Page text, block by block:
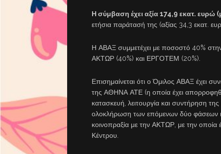
Η σύμβαση έχει αξία 174,9 εκατ. ευρώ
ετήσια παράτασή της (αξίας 34,3 εκατ.
Η ΑΒΑΞ συμμετέχει με ποσοστό 40% στην
ΑΚΤΩΡ (40%) και ΕΡΓΟΤΕΜ (20%).
Επισημαίνεται ότι ο Όμιλος ΑΒΑΞ έχει
της ΑΘΗΝΑ ΑΤΕ (η οποία έχει
κατασκευή, λειτουργία και συντήρηση
ολοκλήρωση των επόμενων δύο φάσεων
κοινοπραξία με την ΑΚΤΩΡ, με την οποία
Κέντρου.